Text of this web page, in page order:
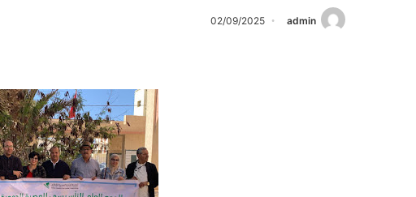
admin
02/09/2025